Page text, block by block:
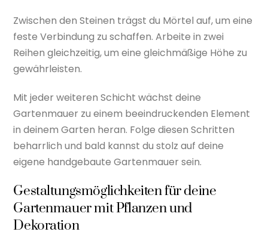
Zwischen den Steinen trägst du Mörtel auf, um eine
feste Verbindung zu schaffen. Arbeite in zwei
Reihen gleichzeitig, um eine gleichmäßige Höhe zu
gewährleisten.
Mit jeder weiteren Schicht wächst deine
Gartenmauer zu einem beeindruckenden Element
in deinem Garten heran. Folge diesen Schritten
beharrlich und bald kannst du stolz auf deine
eigene handgebaute Gartenmauer sein.
Gestaltungsmöglichkeiten für deine
Gartenmauer mit Pflanzen und
Dekoration